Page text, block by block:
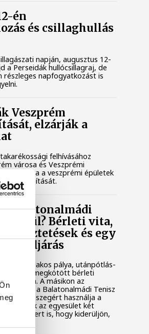
én
és csillaghullás
napján, augusztus 12-
a Perseidák hullócsillagraj, de
részleges napfogyatkozást is
Veszprém
elzárják a
felhívásához
városa és Veszprémi
lekapcsolta a veszprémi épületek
díszkivilágítását.
balatonalmádi
körül? Bérleti vita,
egyeztetések és egy
jogi eljárás
hat salakos pálya, utánpótlás-
távra megkötött bérleti
oldalon. A másikon az
szerint a Balatonalmádi Tenisz
összegért használja a
az egyesület két
is, hogy kiderüljön,